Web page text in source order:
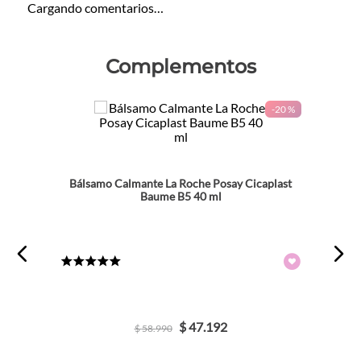
Cargando comentarios…
Complementos
-20 %
Bálsamo Calmante La Roche Posay Cicaplast
Baume B5 40 ml
$58.990 $47.192